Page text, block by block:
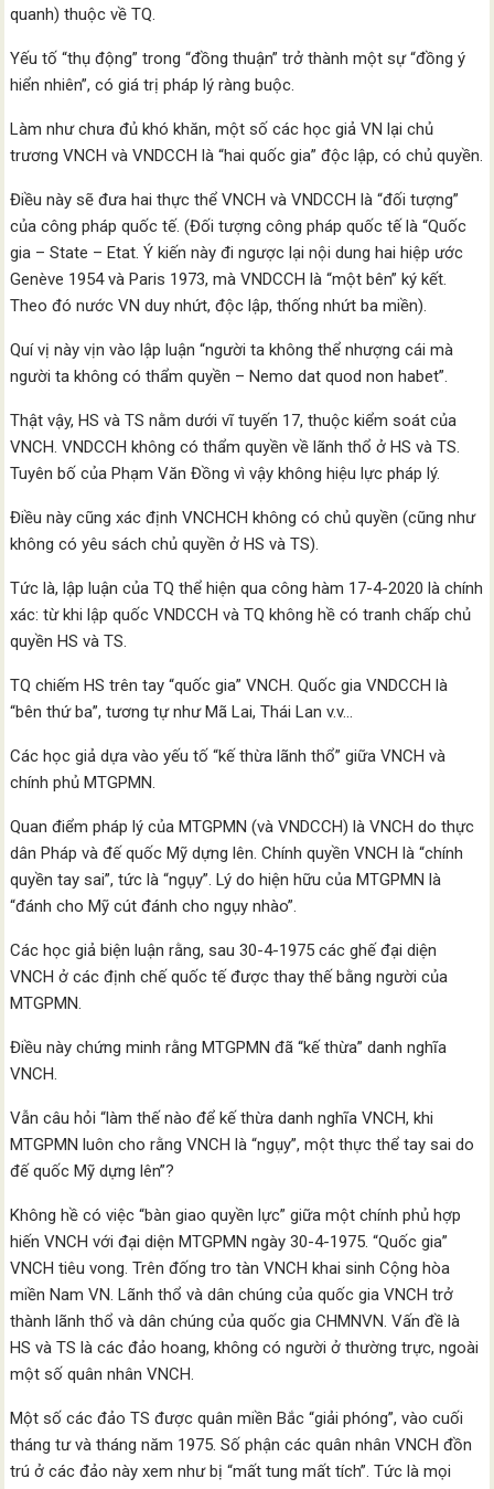
quanh) thuộc về TQ.
Yếu tố “thụ động” trong “đồng thuận” trở thành một sự “đồng ý
hiển nhiên”, có giá trị pháp lý ràng buộc.
Làm như chưa đủ khó khăn, một số các học giả VN lại chủ
trương VNCH và VNDCCH là “hai quốc gia” độc lập, có chủ quyền.
Điều này sẽ đưa hai thực thể VNCH và VNDCCH là “đối tượng”
của công pháp quốc tế. (Đối tượng công pháp quốc tế là “Quốc
gia – State – Etat. Ý kiến này đi ngược lại nội dung hai hiệp ước
Genève 1954 và Paris 1973, mà VNDCCH là “một bên” ký kết.
Theo đó nước VN duy nhứt, độc lập, thống nhứt ba miền).
Quí vị này vịn vào lập luận “người ta không thể nhượng cái mà
người ta không có thẩm quyền – Nemo dat quod non habet”.
Thật vậy, HS và TS nằm dưới vĩ tuyến 17, thuộc kiểm soát của
VNCH. VNDCCH không có thẩm quyền về lãnh thổ ở HS và TS.
Tuyên bố của Phạm Văn Đồng vì vậy không hiệu lực pháp lý.
Điều này cũng xác định VNCHCH không có chủ quyền (cũng như
không có yêu sách chủ quyền ở HS và TS).
Tức là, lập luận của TQ thể hiện qua công hàm 17-4-2020 là chính
xác: từ khi lập quốc VNDCCH và TQ không hề có tranh chấp chủ
quyền HS và TS.
TQ chiếm HS trên tay “quốc gia” VNCH. Quốc gia VNDCCH là
“bên thứ ba”, tương tự như Mã Lai, Thái Lan v.v…
Các học giả dựa vào yếu tố “kế thừa lãnh thổ” giữa VNCH và
chính phủ MTGPMN.
Quan điểm pháp lý của MTGPMN (và VNDCCH) là VNCH do thực
dân Pháp và đế quốc Mỹ dựng lên. Chính quyền VNCH là “chính
quyền tay sai”, tức là “ngụy”. Lý do hiện hữu của MTGPMN là
“đánh cho Mỹ cút đánh cho ngụy nhào”.
Các học giả biện luận rằng, sau 30-4-1975 các ghế đại diện
VNCH ở các định chế quốc tế được thay thế bằng người của
MTGPMN.
Điều này chứng minh rằng MTGPMN đã “kế thừa” danh nghĩa
VNCH.
Vẫn câu hỏi “làm thế nào để kế thừa danh nghĩa VNCH, khi
MTGPMN luôn cho rằng VNCH là “ngụy”, một thực thể tay sai do
đế quốc Mỹ dựng lên”?
Không hề có việc “bàn giao quyền lực” giữa một chính phủ hợp
hiến VNCH với đại diện MTGPMN ngày 30-4-1975. “Quốc gia”
VNCH tiêu vong. Trên đống tro tàn VNCH khai sinh Cộng hòa
miền Nam VN. Lãnh thổ và dân chúng của quốc gia VNCH trở
thành lãnh thổ và dân chúng của quốc gia CHMNVN. Vấn đề là
HS và TS là các đảo hoang, không có người ở thường trực, ngoài
một số quân nhân VNCH.
Một số các đảo TS được quân miền Bắc “giải phóng”, vào cuối
tháng tư và tháng năm 1975. Số phận các quân nhân VNCH đồn
trú ở các đảo này xem như bị “mất tung mất tích”. Tức là mọi